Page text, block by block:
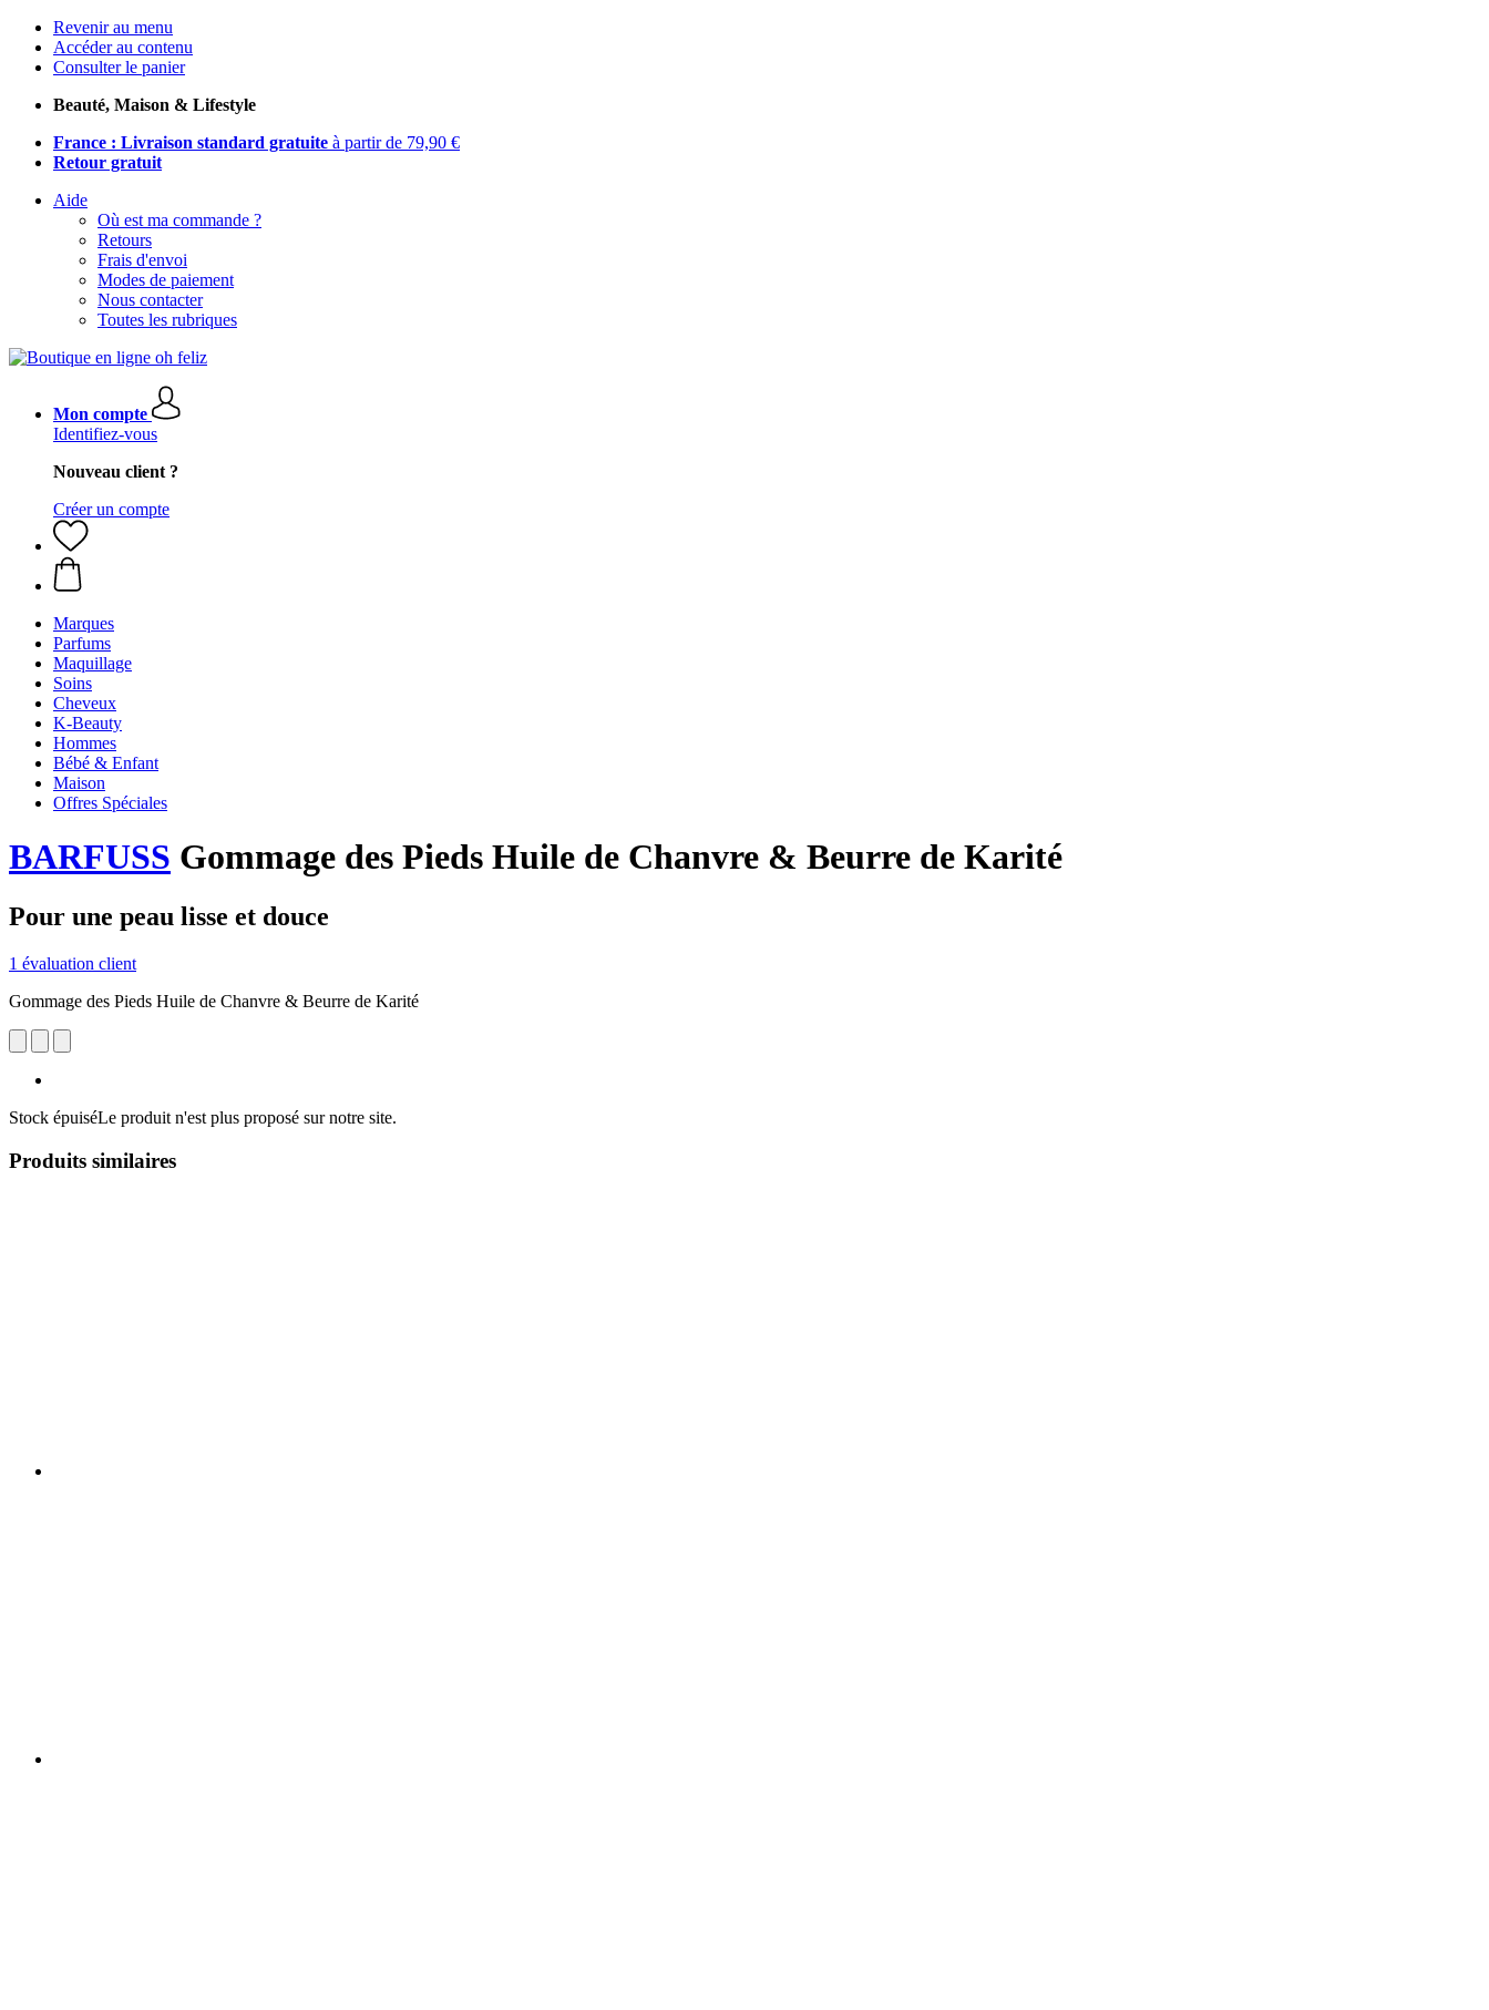
Revenir au menu
Accéder au contenu
Consulter le panier
Beauté, Maison & Lifestyle
France : Livraison standard gratuite à partir de 79,90 €
Retour gratuit
Aide
Où est ma commande ?
Retours
Frais d'envoi
Modes de paiement
Nous contacter
Toutes les rubriques
Mon compte
Identifiez-vous
Nouveau client ?
Créer un compte
Marques
Parfums
Maquillage
Soins
Cheveux
K-Beauty
Hommes
Bébé & Enfant
Maison
Offres Spéciales
BARFUSS Gommage des Pieds Huile de Chanvre & Beurre de Karité
Pour une peau lisse et douce
1 évaluation client
Gommage des Pieds Huile de Chanvre & Beurre de Karité
Stock épuiséLe produit n'est plus proposé sur notre site.
Produits similaires